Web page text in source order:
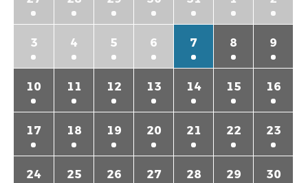
3 4 5 6 7 8 9
10 11 12 13 14 15 16
17 18 19 20 21 22 23
24 25 26 27 28 29 30